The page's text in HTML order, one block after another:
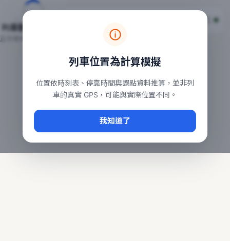
台鐵列車即時位置地圖
本頁顯示目前全台鐵運行中的列車位置，涵蓋自強、普悠瑪、
常用查詢：
、台中車站即時動態
台鐵即時動態
列車位置為計算模擬
位置依時刻表、停靠時間與誤點資料推算，並非列
車的真實 GPS，可能與實際位置不同。
我知道了
列車動態載入中…